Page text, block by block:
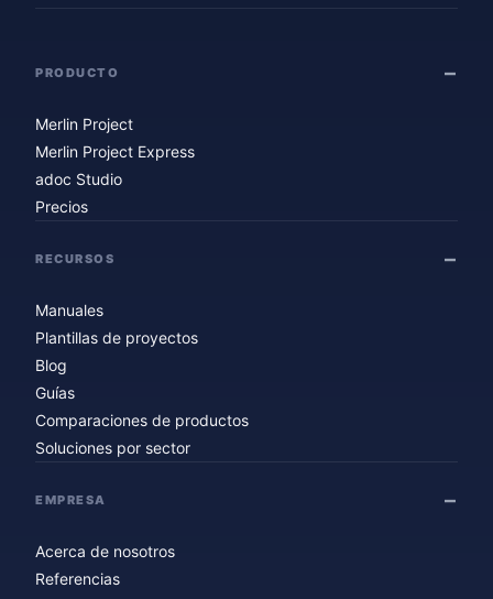
PRODUCTO
Merlin Project
Merlin Project Express
adoc Studio
Precios
RECURSOS
Manuales
Plantillas de proyectos
Blog
Guías
Comparaciones de productos
Soluciones por sector
EMPRESA
Acerca de nosotros
Referencias